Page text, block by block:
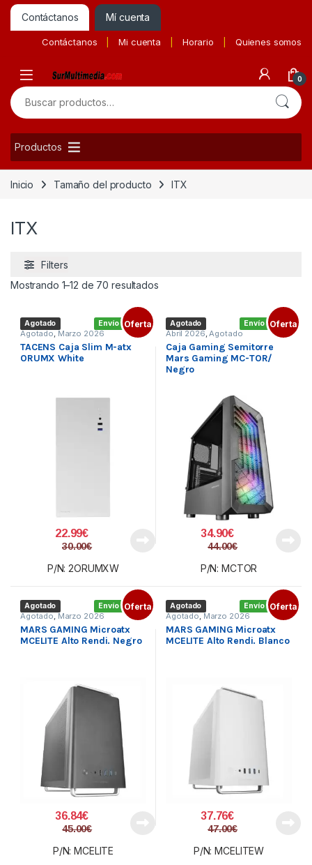
Contáctanos Mí cuenta
Contáctanos Mi cuenta Horario Quienes somos
0
Buscar por:
Productos
Inicio Tamaño del producto ITX
ITX
Filters
Mostrando 1–12 de 70 resultadosOrdenado por precio: bajo a alto
Envío gratis
Agotado Oferta
Agotado, Marzo 2026
TACENS Caja Slim M-atx
ORUMX White
22.99€
30.00€
P/N: 2ORUMXW
Envío gratis
Agotado Oferta
Abril 2026,Agotado
Caja Gaming Semitorre
Mars Gaming MC-TOR/
Negro
34.90€
44.00€
P/N: MCTOR
Envío gratis
Agotado Oferta
Agotado,Marzo 2026
MARS GAMING Microatx
MCELITE Alto Rendi. Negro
36.84€
45.00€
P/N: MCELITE
Envío gratis
Agotado Oferta
Agotado,Marzo 2026
MARS GAMING Microatx
MCELITE Alto Rendi. Blanco
37.76€
47.00€
P/N: MCELITEW